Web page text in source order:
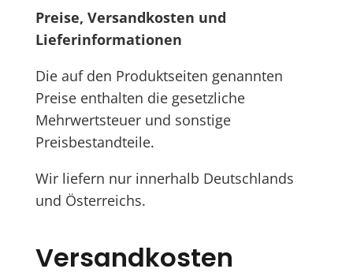
Preise, Versandkosten und
Lieferinformationen
Die auf den Produktseiten genannten
Preise enthalten die gesetzliche
Mehrwertsteuer und sonstige
Preisbestandteile.
Wir liefern nur innerhalb Deutschlands
und Österreichs.
Versandkosten